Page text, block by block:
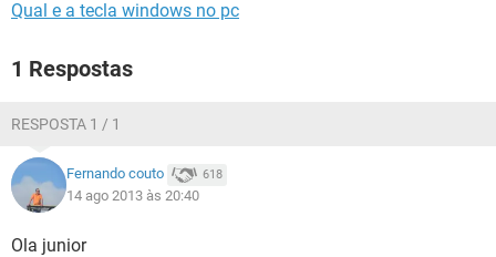
Qual e a tecla windows no pc
1 Respostas
RESPOSTA 1 / 1
Fernando couto 618
14 ago 2013 às 20:40
Ola junior